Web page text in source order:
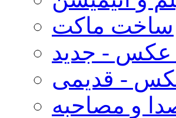
ساخت ماکت
عکس - جدید
- قدیمی
و مصاحبه